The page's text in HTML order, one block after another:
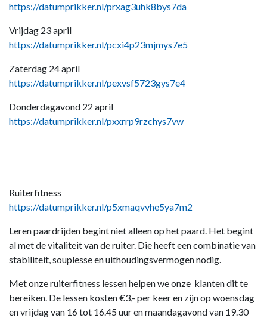
https://datumprikker.nl/prxag3uhk8bys7da
Vrijdag 23 april
https://datumprikker.nl/pcxi4p23mjmys7e5
Zaterdag 24 april
https://datumprikker.nl/pexvsf5723gys7e4
Donderdagavond 22 april
https://datumprikker.nl/pxxrrp9rzchys7vw
Ruiterfitness
https://datumprikker.nl/p5xmaqvvhe5ya7m2
Leren paardrijden begint niet alleen op het paard. Het begint
al met de vitaliteit van de ruiter. Die heeft een combinatie van
stabiliteit, souplesse en uithoudingsvermogen nodig.
Met onze ruiterfitness lessen helpen we onze klanten dit te
bereiken. De lessen kosten €3,- per keer en zijn op woensdag
en vrijdag van 16 tot 16.45 uur en maandagavond van 19.30